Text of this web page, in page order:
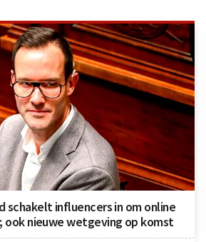
schakelt influencers in om online
ook nieuwe wetgeving op komst